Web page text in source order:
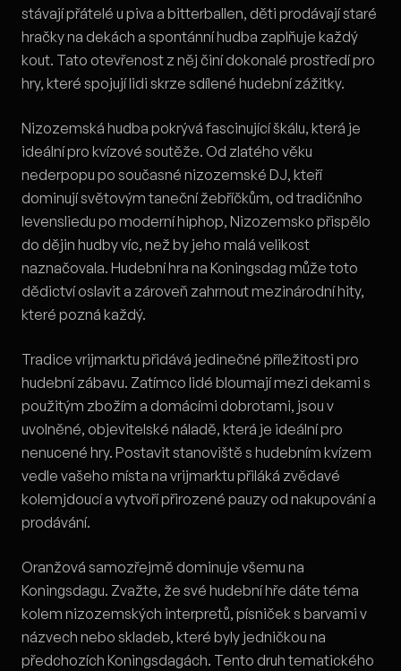
stávají přátelé u piva a bitterballen, děti prodávají staré
hračky na dekách a spontánní hudba zaplňuje každý
kout. Tato otevřenost z něj činí dokonalé prostředí pro
hry, které spojují lidi skrze sdílené hudební zážitky.
Nizozemská hudba pokrývá fascinující škálu, která je
ideální pro kvízové soutěže. Od zlatého věku
nederpopu po současné nizozemské DJ, kteří
dominují světovým taneční žebříčkům, od tradičního
levensliedu po moderní hiphop, Nizozemsko přispělo
do dějin hudby víc, než by jeho malá velikost
naznačovala. Hudební hra na Koningsdag může toto
dědictví oslavit a zároveň zahrnout mezinárodní hity,
které pozná každý.
Tradice vrijmarktu přidává jedinečné příležitosti pro
hudební zábavu. Zatímco lidé bloumají mezi dekami s
použitým zbožím a domácími dobrotami, jsou v
uvolněné, objevitelské náladě, která je ideální pro
nenucené hry. Postavit stanoviště s hudebním kvízem
vedle vašeho místa na vrijmarktu přiláká zvědavé
kolemjdoucí a vytvoří přirozené pauzy od nakupování a
prodávání.
Oranžová samozřejmě dominuje všemu na
Koningsdagu. Zvažte, že své hudební hře dáte téma
kolem nizozemských interpretů, písniček s barvami v
názvech nebo skladeb, které byly jedničkou na
předchozích Koningsdagách. Tento druh tematického